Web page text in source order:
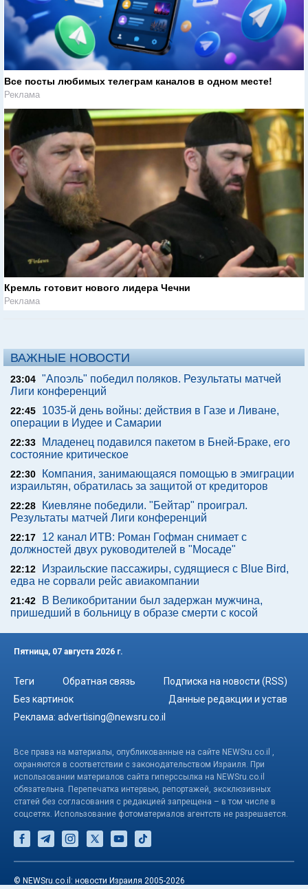
Все посты любимых телеграм каналов в одном месте!
Реклама
Кремль готовит нового лидера Чечни
Реклама
ВАЖНЫЕ НОВОСТИ
23:04 "Апоэль" победил поляков. Результаты матчей
Лиги конференций
22:45
1035-й день войны: действия в Газе и Ливане,
операции в Иудее и Самарии
22:33
Младенец подавился пакетом в Бней-Браке, его
состояние критическое
22:30
Компания, занимающаяся помощью в эмиграции
израильтян, обратилась за защитой от кредиторов
22:28
Киевляне победили. "Бейтар" проиграл.
Результаты матчей Лиги конференций
22:17
12 канал ИТВ: Роман Гофман снимает с
должностей двух руководителей в "Мосаде"
22:12
Израильские пассажиры, судящиеся с Blue Bird,
едва не сорвали рейс авиакомпании
21:42
В Великобритании был задержан мужчина,
пришедший в больницу в образе смерти с косой
Пятница, 07 августа 2026 г.
Теги Обратная связь
Подписка на новости (RSS)
Без картинок
Данные редакции и устав
Реклама: advertising@newsru.co.il
Все права на материалы, опубликованные на сайте NEWSru.co.il ,
охраняются в соответствии с законодательством Израиля. При
использовании материалов сайта гиперссылка на NEWSru.co.il
обязательна. Перепечатка интервью, репортажей, эксклюзивных
статей без согласования с редакцией запрещена – в том числе в
соцсетях. Использование фотоматериалов агентств не разрешается.
© NEWSru.co.il: новости Израиля 2005-2026